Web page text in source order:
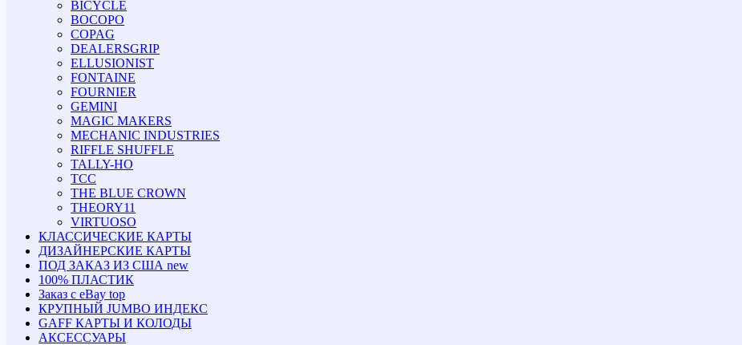
BICYCLE
BOCOPO
COPAG
DEALERSGRIP
ELLUSIONIST
FONTAINE
FOURNIER
GEMINI
MAGIC MAKERS
MECHANIC INDUSTRIES
RIFFLE SHUFFLE
TALLY-HO
TCC
THE BLUE CROWN
THEORY11
VIRTUOSO
КЛАССИЧЕСКИЕ КАРТЫ
ДИЗАЙНЕРСКИЕ КАРТЫ
ПОД ЗАКАЗ ИЗ США new
100% ПЛАСТИК
Заказ с eBay top
КРУПНЫЙ JUMBO ИНДЕКС
GAFF КАРТЫ И КОЛОДЫ
АКСЕССУАРЫ